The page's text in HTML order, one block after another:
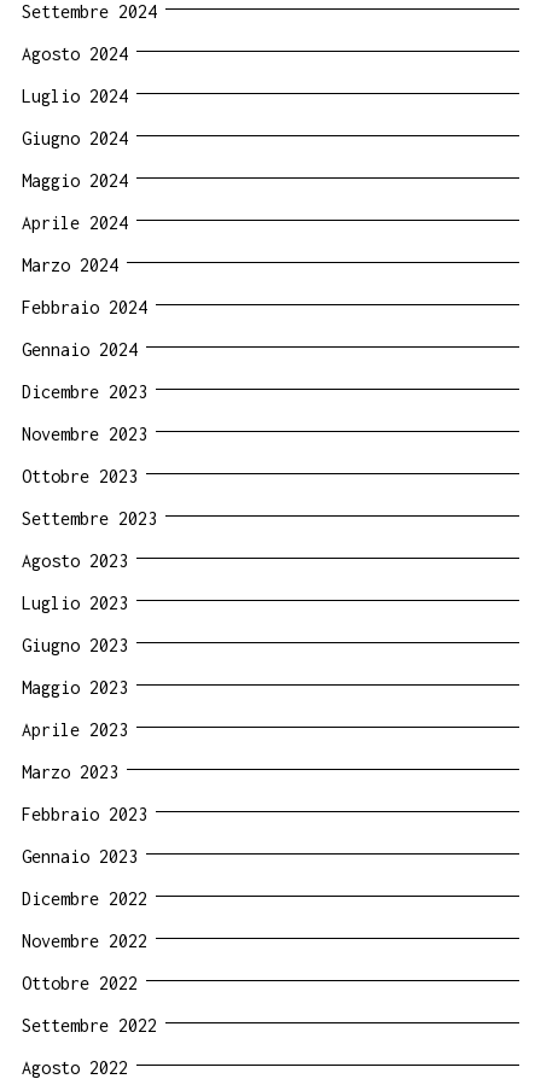
Settembre 2024
Agosto 2024
Luglio 2024
Giugno 2024
Maggio 2024
Aprile 2024
Marzo 2024
Febbraio 2024
Gennaio 2024
Dicembre 2023
Novembre 2023
Ottobre 2023
Settembre 2023
Agosto 2023
Luglio 2023
Giugno 2023
Maggio 2023
Aprile 2023
Marzo 2023
Febbraio 2023
Gennaio 2023
Dicembre 2022
Novembre 2022
Ottobre 2022
Settembre 2022
Agosto 2022